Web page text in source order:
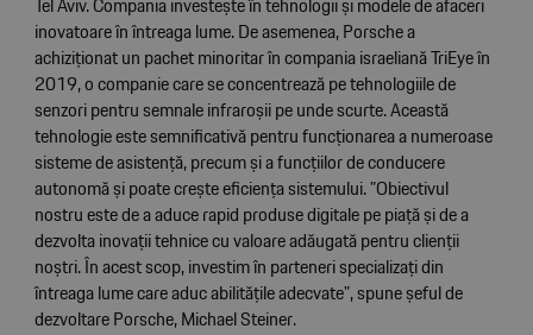
inovatoare în întreaga lume. De asemenea, Porsche a
achiziționat un pachet minoritar în compania israeliană TriEye în
2019, o companie care se concentrează pe tehnologiile de
senzori pentru semnale infraroșii pe unde scurte. Această
tehnologie este semnificativă pentru funcționarea a numeroase
sisteme de asistență, precum și a funcțiilor de conducere
autonomă și poate crește eficiența sistemului. "Obiectivul
nostru este de a aduce rapid produse digitale pe piață și de a
dezvolta inovații tehnice cu valoare adăugată pentru clienții
noștri. În acest scop, investim în parteneri specializați din
întreaga lume care aduc abilitățile adecvate", spune șeful de
dezvoltare Porsche, Michael Steiner.